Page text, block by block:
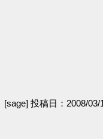
[sage] 投稿日：2008/